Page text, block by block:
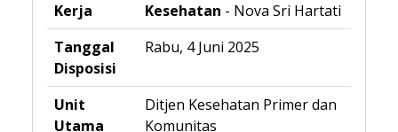
Kerja
Kesehatan - Nova Sri Hartati
Tanggal
Disposisi
Rabu, 4 Juni 2025
Unit
Utama
Ditjen Kesehatan Primer dan
Komunitas